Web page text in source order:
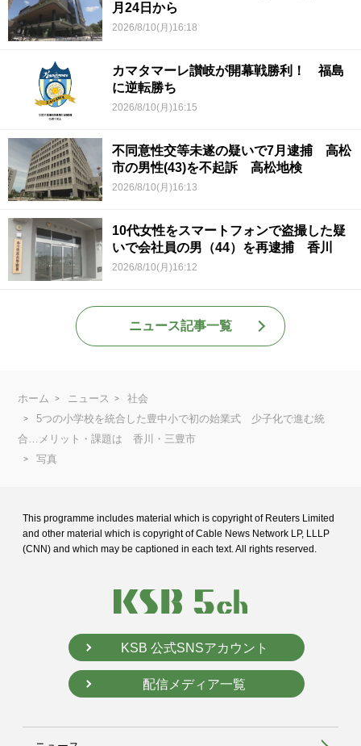
月24日から
2026/8/10(月)16:18
カマタマーレ讃岐が開幕戦勝利！ 福島
に逆転勝ち
2026/8/10(月)16:15
不同意性交等未遂の疑いで7月逮捕 高松
市の男性(43)を不起訴 高松地検
2026/8/10(月)16:13
10代女性をスマートフォンで盗撮した疑
いで会社員の男（44）を再逮捕 香川
2026/8/10(月)16:12
ニュース記事一覧
ホーム ニュース
社会
5つの小学校を統合した豊中小で初の始業式 少子化で進む統
合…メリット・課題は 香川・三豊市
写真
This programme includes material which is copyright of Reuters Limited
and other material which is copyright of Cable News Network LP, LLLP
(CNN) and which may be captioned in each text. All rights reserved.
KSB 公式SNSアカウント
配信メディア一覧